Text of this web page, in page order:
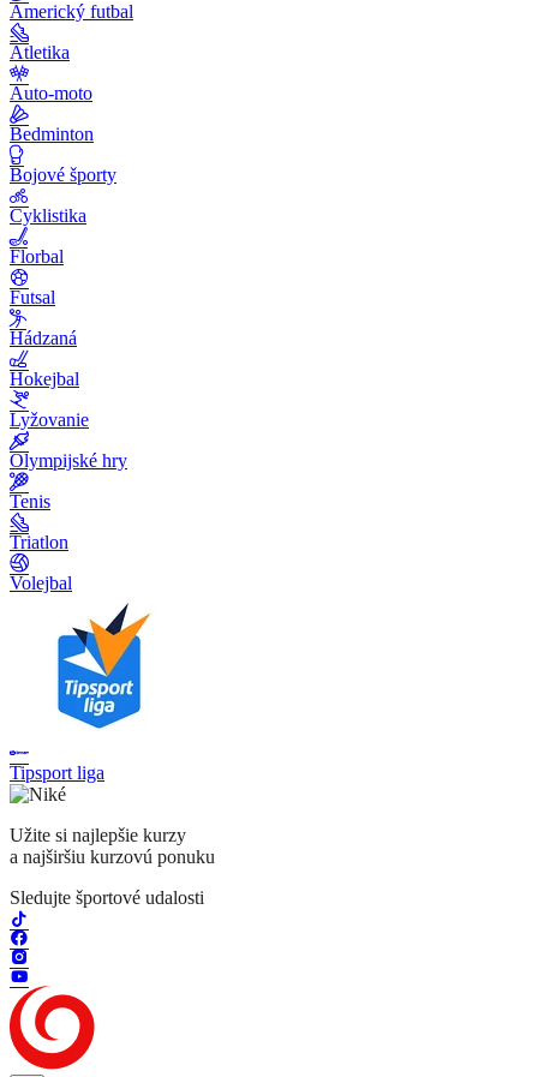
Americký futbal
Atletika
Auto-moto
Bedminton
Bojové športy
Cyklistika
Florbal
Futsal
Hádzaná
Hokejbal
Lyžovanie
Olympijské hry
Tenis
Triatlon
Volejbal
Tipsport liga
Užite si najlepšie kurzy
a najširšiu kurzovú ponuku
Sledujte športové udalosti